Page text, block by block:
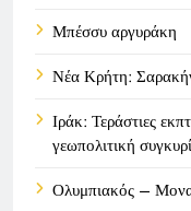
Μπέσσυ αργυράκη
Νέα Κρήτη:
Ιράκ: Τεράστιες
γεωπολιτική
Ολυμπιακός –